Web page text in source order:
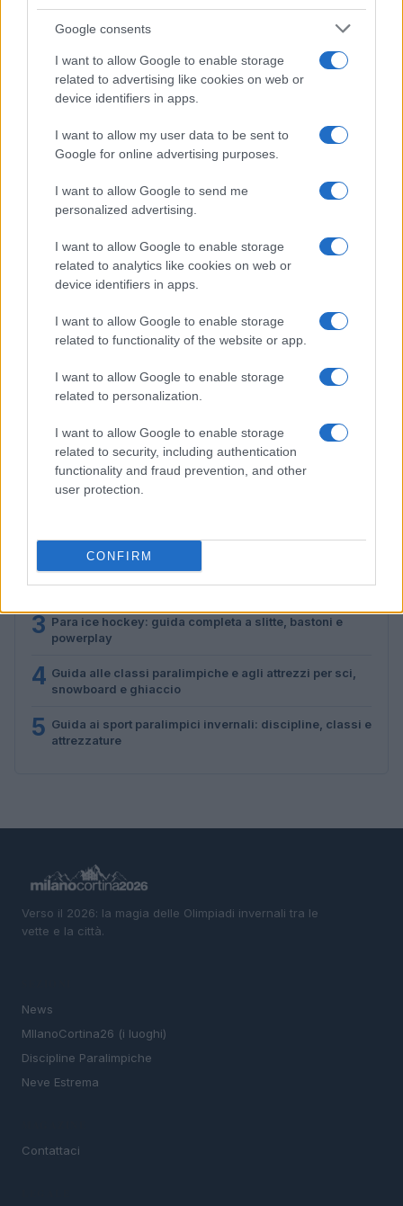
Google consents
I want to allow Google to enable storage
related to advertising like cookies on web or
device identifiers in apps.
I want to allow my user data to be sent to
Google for online advertising purposes.
I want to allow Google to send me
personalized advertising.
I want to allow Google to enable storage
related to analytics like cookies on web or
device identifiers in apps.
I want to allow Google to enable storage
related to functionality of the website or app.
I want to allow Google to enable storage
related to personalization.
I want to allow Google to enable storage
related to security, including authentication
functionality and fraud prevention, and other
user protection.
CONFIRM
Guida alle classi paralimpiche e agli attrezzi per sci,
snowboard e ghiaccio
Marco Tessari · 25 Lug 2026
Guida ai sport paralimpici invernali: discipline, classi e
attrezzature
Marco Tessari · 24 Lug 2026
PIÙ LETTI
2 Guida allo sci alpino paralimpico: standing, sitting e
visually impaired
3 Para ice hockey: guida completa a slitte, bastoni e
powerplay
4 Guida alle classi paralimpiche e agli attrezzi per sci,
snowboard e ghiaccio
5 Guida ai sport paralimpici invernali: discipline, classi e
attrezzature
Verso il 2026: la magia delle Olimpiadi invernali tra le
vette e la città.
News
MIlanoCortina26 (i luoghi)
Discipline Paralimpiche
Neve Estrema
Contattaci